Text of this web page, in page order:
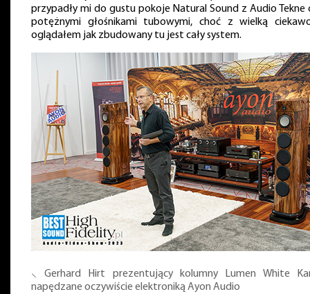
przypadły mi do gustu pokoje Natural Sound z Audio Tekne
potężnymi głośnikami tubowymi, choć z wielką
oglądałem jak zbudowany tu jest cały system.
⸜ Gerhard Hirt prezentujący kolumny Lumen White
napędzane oczywiście elektroniką Ayon Audio